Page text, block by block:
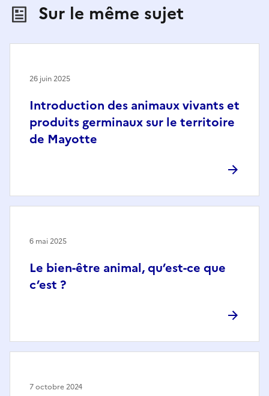
Sur le même sujet
Introduction des animaux vivants et
produits germinaux sur le territoire
de Mayotte
26 juin 2025
Le bien-être animal, qu’est-ce que
c’est ?
6 mai 2025
7 octobre 2024